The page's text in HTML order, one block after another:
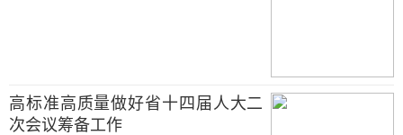
高标准高质量做好省十四届人大二
次会议筹备工作